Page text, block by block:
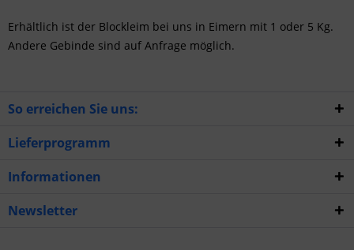
Erhältlich ist der Blockleim bei uns in Eimern mit 1 oder 5 Kg.
Andere Gebinde sind auf Anfrage möglich.
So erreichen Sie uns:
Lieferprogramm
Informationen
Newsletter